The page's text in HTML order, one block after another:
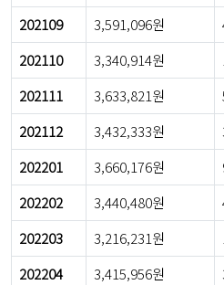
202109
3,591,096원
202110
3,340,914원
202111
3,633,821원
202112
3,432,333원
202201
3,660,176원
202202
3,440,480원
202203
3,216,231원
202204
3,415,956원